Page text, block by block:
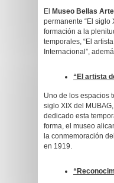
El Museo Bellas
permanente “El siglo
formación a la
temporales, “El
Internacional”,
“El artista
Uno de los espacios
siglo XIX del
dedicado esta
forma, el museo
la conmemoración
en 1919.